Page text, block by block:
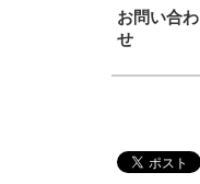
お問い合わ
せ